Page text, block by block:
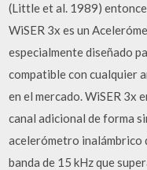
(Little et al. 1989)
WiSER 3x es un
especialmente diseñado
compatible con cualquier
en el mercado. WiSER 3x
canal adicional de forma
acelerómetro inalámbrico
banda de 15 kHz que